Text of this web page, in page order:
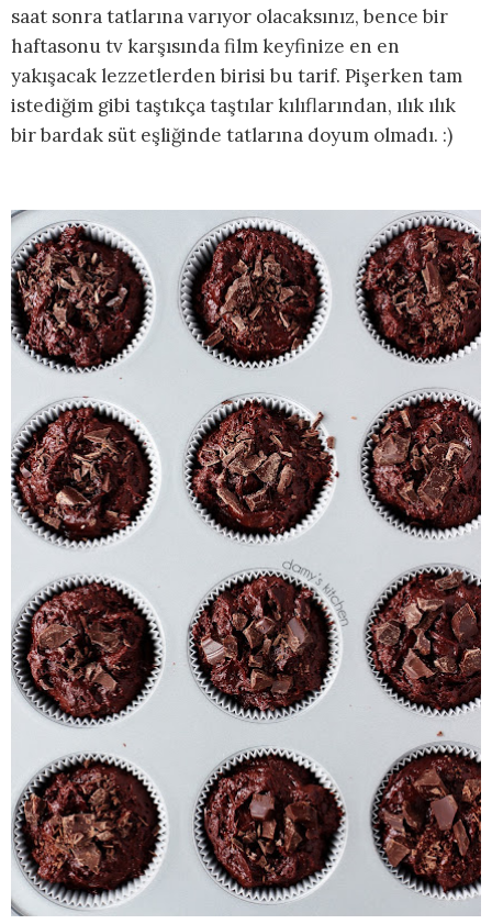
saat sonra tatlarına varıyor olacaksınız, bence bir
haftasonu tv karşısında film keyfinize en en
yakışacak lezzetlerden birisi bu tarif. Pişerken tam
istediğim gibi taştıkça taştılar kılıflarından, ılık ılık
bir bardak süt eşliğinde tatlarına doyum olmadı. :)